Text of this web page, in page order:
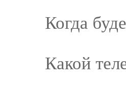
Когда
Какой